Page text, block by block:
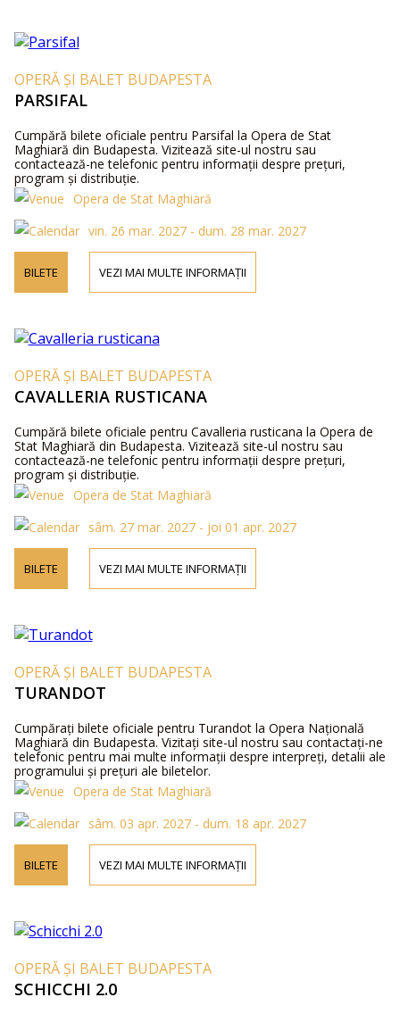
OPERĂ ȘI BALET BUDAPESTA
PARSIFAL
Cumpără bilete oficiale pentru Parsifal la Opera de Stat
Maghiară din Budapesta. Vizitează site-ul nostru sau
contactează-ne telefonic pentru informații despre prețuri,
program și distribuție.
Opera de Stat Maghiară
vin. 26 mar. 2027 - dum. 28 mar. 2027
BILETE VEZI MAI MULTE INFORMAȚII
OPERĂ ȘI BALET BUDAPESTA
CAVALLERIA RUSTICANA
Cumpără bilete oficiale pentru Cavalleria rusticana la Opera de
Stat Maghiară din Budapesta. Vizitează site-ul nostru sau
contactează-ne telefonic pentru informații despre prețuri,
program și distribuție.
Opera de Stat Maghiară
sâm. 27 mar. 2027 - joi 01 apr. 2027
BILETE VEZI MAI MULTE INFORMAȚII
OPERĂ ȘI BALET BUDAPESTA
TURANDOT
Cumpărați bilete oficiale pentru Turandot la Opera Națională
Maghiară din Budapesta. Vizitați site-ul nostru sau contactați-ne
telefonic pentru mai multe informații despre interpreți, detalii ale
programului și prețuri ale biletelor.
Opera de Stat Maghiară
sâm. 03 apr. 2027 - dum. 18 apr. 2027
BILETE VEZI MAI MULTE INFORMAȚII
OPERĂ ȘI BALET BUDAPESTA
SCHICCHI 2.0